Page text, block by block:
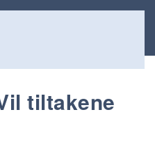
tiltakene